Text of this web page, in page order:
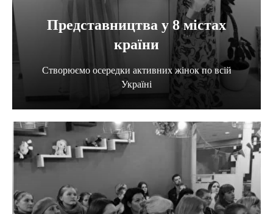
Представництва у 8 містах
країни
Створюємо осередки активних жінок по всій
Україні